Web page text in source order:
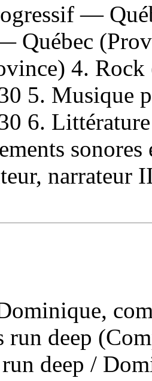
—
Québec
4.
5. Musique
6.
narrateur
deep
deep /